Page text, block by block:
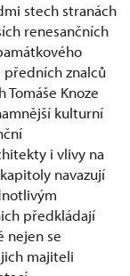
stech stranách
renesančních
předních znalců
Knoze
kulturní
i vlivy na
navazují
předkládají
nejen se
majiteli